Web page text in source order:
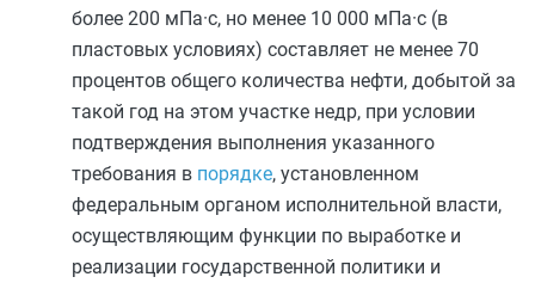
более 200 мПа·с, но менее 10 000 мПа·с (в
пластовых условиях) составляет не менее 70
процентов общего количества нефти, добытой за
такой год на этом участке недр, при условии
подтверждения выполнения указанного
требования в порядке, установленном
федеральным органом исполнительной власти,
осуществляющим функции по выработке и
реализации государственной политики и